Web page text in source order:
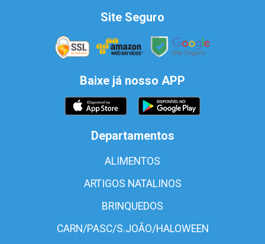
Site Seguro
Baixe já nosso APP
Departamentos
ALIMENTOS
ARTIGOS NATALINOS
BRINQUEDOS
CARN/PASC/S.JOÃO/HALOWEEN